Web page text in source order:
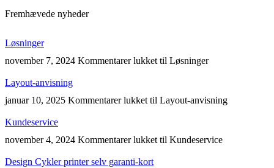
Fremhævede nyheder
Løsninger
november 7, 2024 Kommentarer lukket til Løsninger
Layout-anvisning
januar 10, 2025 Kommentarer lukket til Layout-anvisning
Kundeservice
november 4, 2024 Kommentarer lukket til Kundeservice
Design Cykler printer selv garanti-kort